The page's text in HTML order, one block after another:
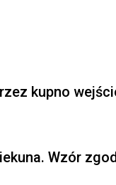
kupno
Wzór